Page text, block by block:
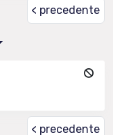
< precedente
< precedente